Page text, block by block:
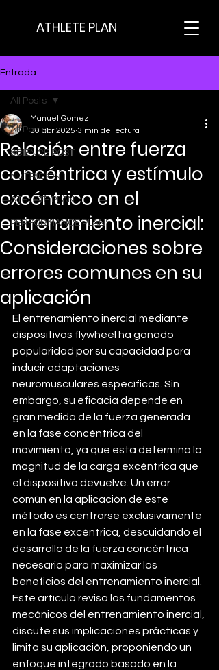
ATHLETE PLAN
Entrada
All Posts
SCIENCE POST
NUTRICION
ATHLETE PLAN
PERFORMANCE PLAN
All Posts
Relación entre fuerza
concéntrica y estímulo
excéntrico en el
entrenamiento inercial:
Consideraciones sobre
errores comunes en su
aplicación
Manuel Gomez
30 abr 2025 3 min de lectura
El entrenamiento inercial mediante
dispositivos flywheel ha ganado
popularidad por su capacidad para
inducir adaptaciones
neuromusculares específicas. Sin
embargo, su eficacia depende en
gran medida de la fuerza generada
en la fase concéntrica del
movimiento, ya que esta determina la
magnitud de la carga excéntrica que
el dispositivo devuelve. Un error
común en la aplicación de este
método es centrarse exclusivamente
en la fase excéntrica, descuidando el
desarrollo de la fuerza concéntrica
necesaria para maximizar los
beneficios del entrenamiento inercial.
Este artículo revisa los fundamentos
mecánicos del entrenamiento inercial,
discute sus implicaciones prácticas y
limita su aplicación, proponiendo un
enfoque integrado basado en la